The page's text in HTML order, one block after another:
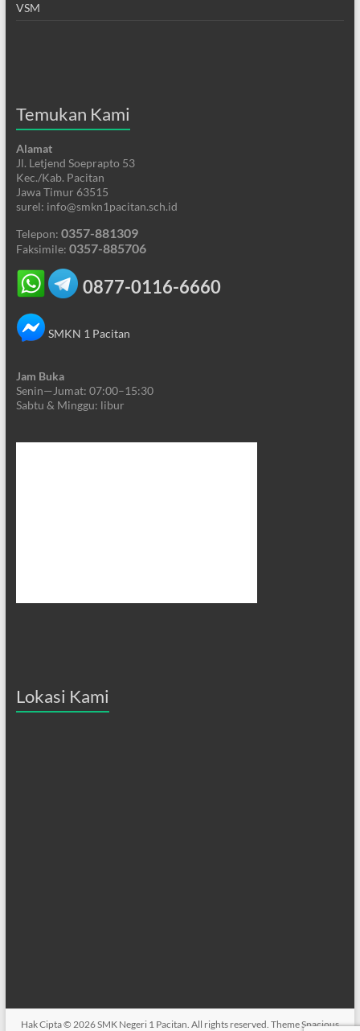
VSM
Temukan Kami
Alamat
Jl. Letjend Soeprapto 53
Kec./Kab. Pacitan
Jawa Timur 63515
surel: info@smkn1pacitan.sch.id
Telepon: 0357-881309
Faksimile: 0357-885706
0877-0116-6660
SMKN 1 Pacitan
Jam Buka
Senin—Jumat: 07:00–15:30
Sabtu & Minggu: libur
Lokasi Kami
Hak Cipta © 2026SMK Negeri 1 Pacitan. All rights reserved. ThemeSpacious